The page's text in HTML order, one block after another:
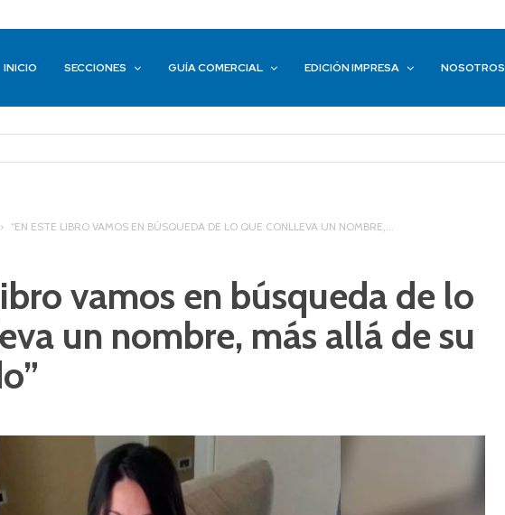
INICIO SECCIONES GUÍA COMERCIAL EDICIÓN IMPRESA NOSOTROS
“EN ESTE LIBRO VAMOS EN BÚSQUEDA DE LO QUE CONLLEVA UN NOMBRE,...
vamos en búsqueda de lo
un nombre, más allá de su